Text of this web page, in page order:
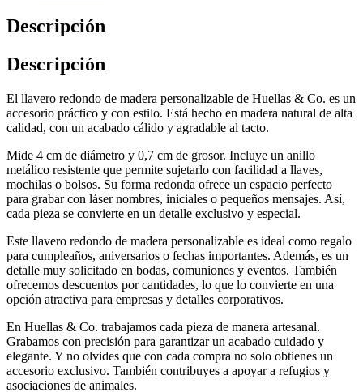
Descripción
Descripción
El llavero redondo de madera personalizable de Huellas & Co. es un
accesorio práctico y con estilo. Está hecho en madera natural de alta
calidad, con un acabado cálido y agradable al tacto.
Mide 4 cm de diámetro y 0,7 cm de grosor. Incluye un anillo
metálico resistente que permite sujetarlo con facilidad a llaves,
mochilas o bolsos. Su forma redonda ofrece un espacio perfecto
para grabar con láser nombres, iniciales o pequeños mensajes. Así,
cada pieza se convierte en un detalle exclusivo y especial.
Este llavero redondo de madera personalizable es ideal como regalo
para cumpleaños, aniversarios o fechas importantes. Además, es un
detalle muy solicitado en bodas, comuniones y eventos. También
ofrecemos descuentos por cantidades, lo que lo convierte en una
opción atractiva para empresas y detalles corporativos.
En Huellas & Co. trabajamos cada pieza de manera artesanal.
Grabamos con precisión para garantizar un acabado cuidado y
elegante. Y no olvides que con cada compra no solo obtienes un
accesorio exclusivo. También contribuyes a apoyar a refugios y
asociaciones de animales.